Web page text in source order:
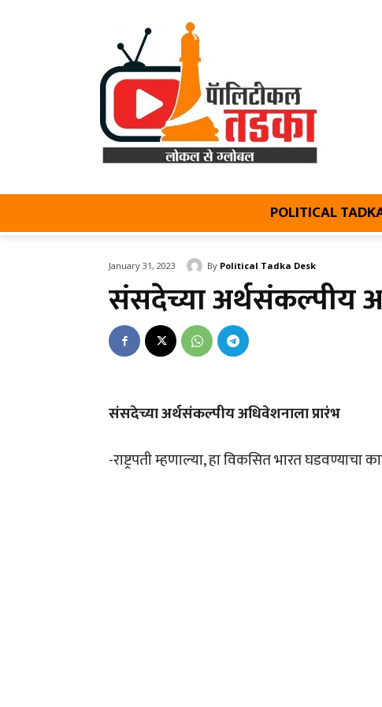
POLITICAL
January 31, 2023 By Political Tadka Desk
संसदेच्या अर्थसंकल्पीय
संसदेच्या अर्थसंकल्पीय अधिवेशनाला प्रारंभ
-राष्ट्रपती म्हणाल्या, हा विकसित भारत घडवण्याचा